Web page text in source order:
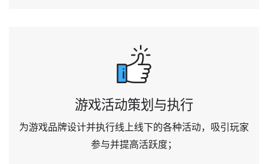
游戏活动策划与执行
为游戏品牌设计并执行线上线下的各种活动，吸引玩家
参与并提高活跃度；